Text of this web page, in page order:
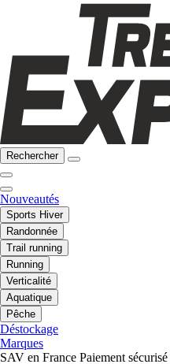
Rechercher
Nouveautés
Sports Hiver
Randonnée
Trail running
Running
Verticalité
Aquatique
Pêche
Déstockage
Marques
SAV en France Paiement sécurisé